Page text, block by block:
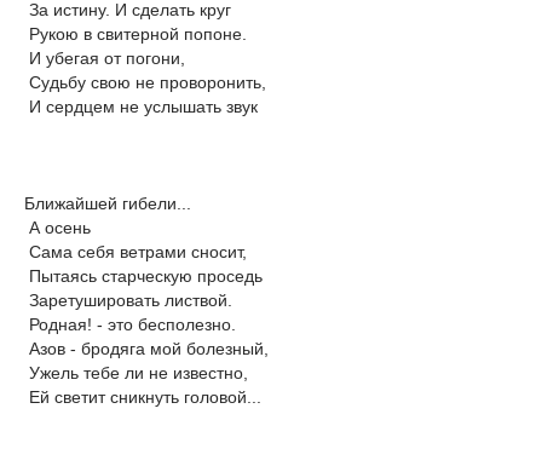
За истину. И сделать круг
Рукою в свитерной попоне.
И убегая от погони,
Судьбу свою не проворонить,
И сердцем не услышать звук
Ближайшей гибели...
А осень
Сама себя ветрами сносит,
Пытаясь старческую проседь
Заретушировать листвой.
Родная! - это бесполезно.
Азов - бродяга мой болезный,
Ужель тебе ли не известно,
Ей светит сникнуть головой...